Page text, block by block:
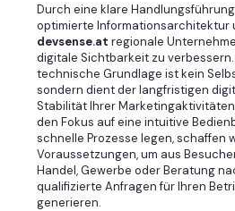
Durch eine klare
optimierte Informationsarchitektur
devsense.at regionale
digitale Sichtbarkeit zu
technische Grundlage ist kein
sondern dient der langfristigen
Stabilität Ihrer
den Fokus auf eine intuitive
schnelle Prozesse legen, schaffen
Voraussetzungen, um aus
Handel, Gewerbe oder Beratung
qualifizierte Anfragen für Ihren
generieren.